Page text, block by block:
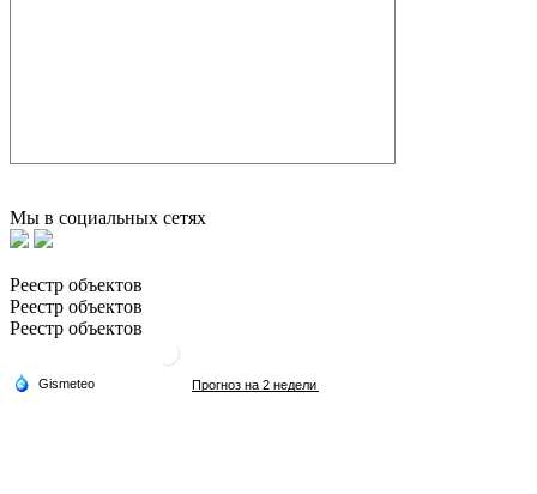
Мы в социальных сетях
Реестр объектов
Реестр объектов
Реестр объектов